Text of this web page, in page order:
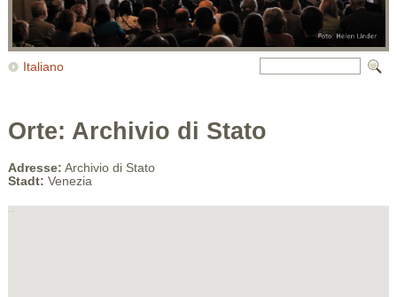
Italiano
Orte: Archivio di Stato
Adresse: Archivio di Stato
Stadt: Venezia